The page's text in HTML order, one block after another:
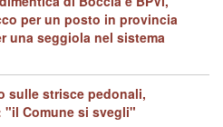
per un posto in provincia
una seggiola nel sistema
sulle strisce pedonali,
"il Comune si svegli"